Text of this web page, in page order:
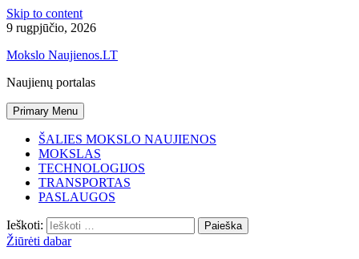
Skip to content
9 rugpjūčio, 2026
Mokslo Naujienos.LT
Naujienų portalas
Primary Menu
ŠALIES MOKSLO NAUJIENOS
MOKSLAS
TECHNOLOGIJOS
TRANSPORTAS
PASLAUGOS
Ieškoti:
Žiūrėti dabar